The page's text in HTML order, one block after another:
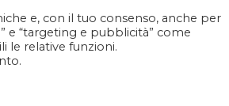
e soprattutto promo promo
e, con il tuo consenso, anche per
e “targeting e pubblicità” come
le relative funzioni.
+39 081 1857 2119